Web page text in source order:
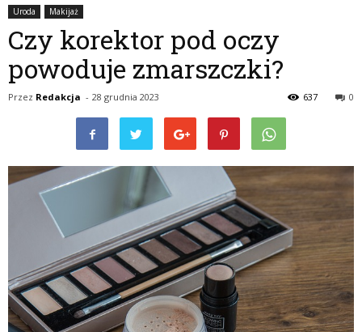
Uroda Makijaż
Czy korektor pod oczy
powoduje zmarszczki?
Przez Redakcja - 28 grudnia 2023 0
637